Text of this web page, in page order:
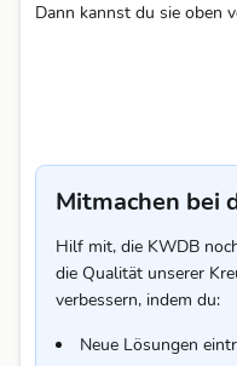
Dann kannst du sie oben
Mitmachen bei
Hilf mit, die KWDB
die Qualität unserer
verbessern, indem du:
Neue Lösungen